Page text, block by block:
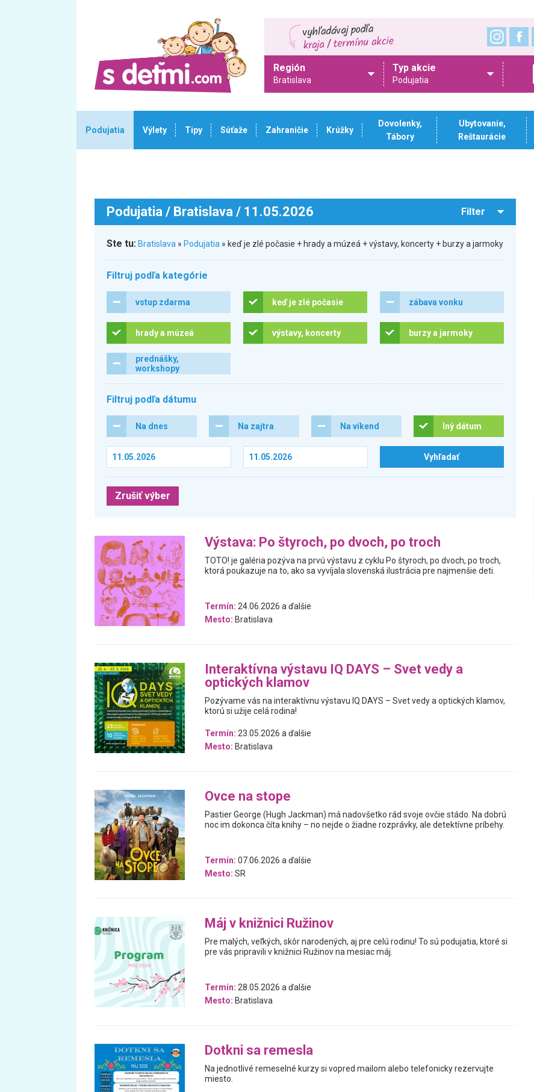
Región
Bratislava
Typ akcie
Podujatia
Podujatia Výlety Tipy Súťaže Zahraničie Krúžky
Dovolenky,
Tábory
Ubytovanie,
Reštaurácie
Podujatia / Bratislava / 11.05.2026 Filter
Ste tu: Bratislava » Podujatia » keď je zlé počasie + hrady a múzeá + výstavy, koncerty + burzy a jarmoky
Filtruj podľa kategórie
vstup zdarma keď je zlé počasie zábava vonku
hrady a múzeá výstavy, koncerty burzy a jarmoky
prednášky,
workshopy
Filtruj podľa dátumu
Na dnes Na zajtra Na víkend Iný dátum
Zrušiť výber
Výstava: Po štyroch, po dvoch, po troch
TOTO! je galéria pozýva na prvú výstavu z cyklu Po štyroch, po dvoch, po troch,
ktorá poukazuje na to, ako sa vyvíjala slovenská ilustrácia pre najmenšie deti.
Termín: 24.06.2026 a ďalšie
Mesto: Bratislava
Interaktívna výstavu IQ DAYS – Svet vedy a
optických klamov
Pozývame vás na interaktívnu výstavu IQ DAYS – Svet vedy a optických klamov,
ktorú si užije celá rodina!
Termín: 23.05.2026 a ďalšie
Mesto: Bratislava
Ovce na stope
Pastier George (Hugh Jackman) má nadovšetko rád svoje ovčie stádo. Na dobrú
noc im dokonca číta knihy – no nejde o žiadne rozprávky, ale detektívne príbehy.
Termín: 07.06.2026 a ďalšie
Mesto: SR
Máj v knižnici Ružinov
Pre malých, veľkých, skôr narodených, aj pre celú rodinu! To sú podujatia, ktoré si
pre vás pripravili v knižnici Ružinov na mesiac máj.
Termín: 28.05.2026 a ďalšie
Mesto: Bratislava
Dotkni sa remesla
Na jednotlivé remeselné kurzy si vopred mailom alebo telefonicky rezervujte
miesto.